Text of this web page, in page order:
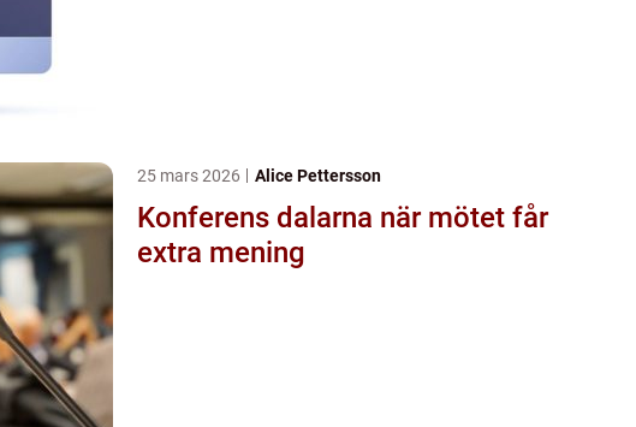
25 mars 2026 Alice Pettersson
Konferens dalarna när mötet får
extra mening